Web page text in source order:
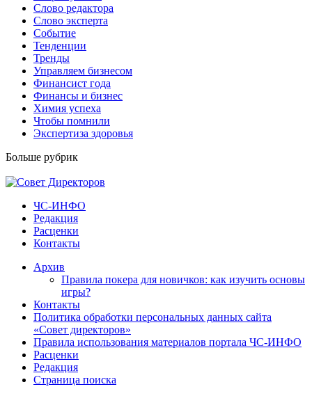
Слово редактора
Слово эксперта
Событие
Тенденции
Тренды
Управляем бизнесом
Финансист года
Финансы и бизнес
Химия успеха
Чтобы помнили
Экспертиза здоровья
Больше рубрик
ЧС-ИНФО
Редакция
Расценки
Контакты
Архив
Правила покера для новичков: как изучить основы
игры?
Контакты
Политика обработки персональных данных сайта
«Совет директоров»
Правила использования материалов портала ЧС-ИНФО
Расценки
Редакция
Страница поиска